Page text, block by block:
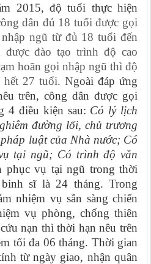
2015, độ tuổi thực hiện
ông dân đủ 18 tuổi được gọi
ngũ từ đủ 18 tuổi đến
đào tạo trình độ cao
hoãn gọi nhập ngũ thì độ
hết 27 tuổi. Ngoài đáp ứng
trên,công dân được gọi
4 điều kiện sau: Có lý lịch
đường lối, chủ trương
luật của Nhà nước; Có
tại ngũ; Có trình độ văn
phục vụ tại ngũ trong thời
sĩ là 24 tháng. Trong
nhiệm vụ sẵn sàng chiến
vụ phòng, chống thiên
nạn thì thời hạn nêu trên
tối đa 06 tháng. Thời gian
từ ngày giao, nhận quân